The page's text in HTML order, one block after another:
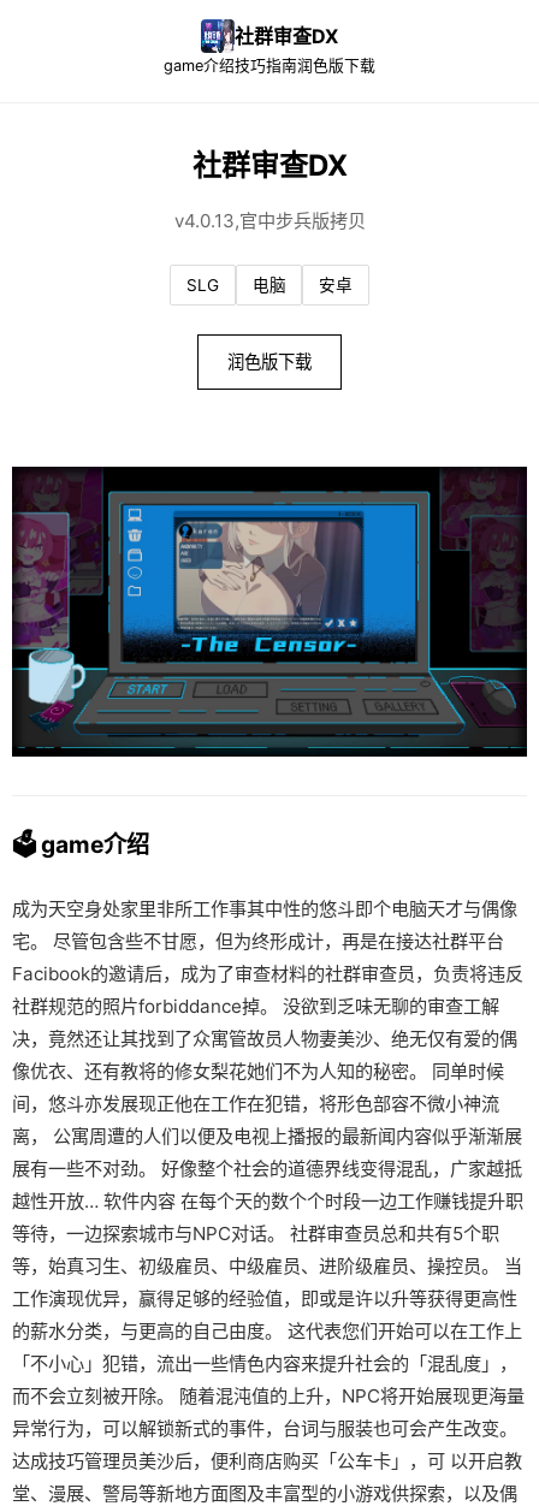
社群审查DX
game介绍技巧指南润色版下载
社群审查DX
v4.0.13,官中步兵版拷贝
SLG 电脑 安卓
润色版下载
🗳️ game介绍
成为天空身处家里非所工作事其中性的悠斗即个电脑天才与偶像
宅。 尽管包含些不甘愿，但为终形成计，再是在接达社群平台
Facibook的邀请后，成为了审查材料的社群审查员，负责将违反
社群规范的照片forbiddance掉。 没欲到乏味无聊的审查工解
决，竟然还让其找到了众寓管故员人物妻美沙、绝无仅有爱的偶
像优衣、还有教将的修女梨花她们不为人知的秘密。 同单时候
间，悠斗亦发展现正他在工作在犯错，将形色部容不微小神流
离， 公寓周遭的人们以便及电视上播报的最新闻内容似乎渐渐展
展有一些不对劲。 好像整个社会的道德界线变得混乱，广家越抵
越性开放… 软件内容 在每个天的数个个时段一边工作赚钱提升职
等待，一边探索城市与NPC对话。 社群审查员总和共有5个职
等，始真习生、初级雇员、中级雇员、进阶级雇员、操控员。 当
工作演现优异，赢得足够的经验值，即或是许以升等获得更高性
的薪水分类，与更高的自己由度。 这代表您们开始可以在工作上
「不小心」犯错，流出一些情色内容来提升社会的「混乱度」，
而不会立刻被开除。 随着混沌值的上升，NPC将开始展现更海量
异常行为，可以解锁新式的事件，台词与服装也可会产生改变。
达成技巧管理员美沙后，便利商店购买「公车卡」，可 以开启教
堂、漫展、警局等新地方面图及丰富型的小游戏供探索，以及偶